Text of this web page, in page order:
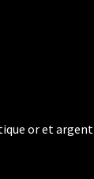
or et argent